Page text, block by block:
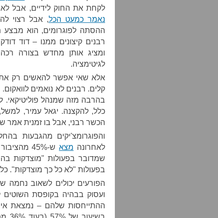
לקחת את החוק לידיים, אבל
נאמר כמעט הכל, אבל רצוי
ההסתה לפוגרומים, הוא מבצע
רבנים קיצונים ממנו – דוד
ומציג אותן מחדש בצורה
לגיטימציה.
אלא שאי אפשר להאשים רק את
קלים. רבנים לא נואמים
בהרבה מזה שמנהל
כלל, להקצנה. יגאל עמיר,
הכשר רבני, אבל בו זמנית אמר
והפוגרומצ'יקים מהגבעות
לאחרונה מצא
בפעולות "לא כל כך מוצדקות".
הפורעים יכולים לשאוב נחמה
ועסוק בבהיה בקופסת
ההתייחסות שלהם – נמצאת